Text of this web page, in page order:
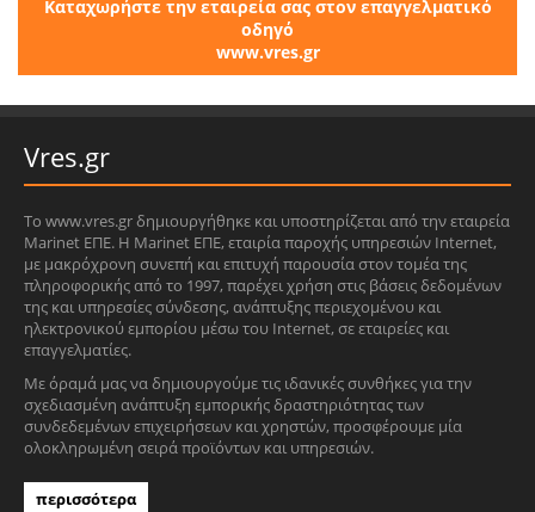
Καταχωρήστε την εταιρεία σας στον επαγγελματικό
οδηγό
www.vres.gr
Vres.gr
Το www.vres.gr δημιουργήθηκε και υποστηρίζεται από την εταιρεία
Marinet ΕΠΕ. Η Marinet ΕΠΕ, εταιρία παροχής υπηρεσιών Internet,
με μακρόχρονη συνεπή και επιτυχή παρουσία στον τομέα της
πληροφορικής από το 1997, παρέχει χρήση στις βάσεις δεδομένων
της και υπηρεσίες σύνδεσης, ανάπτυξης περιεχομένου και
ηλεκτρονικού εμπορίου μέσω του Internet, σε εταιρείες και
επαγγελματίες.
Με όραμά μας να δημιουργούμε τις ιδανικές συνθήκες για την
σχεδιασμένη ανάπτυξη εμπορικής δραστηριότητας των
συνδεδεμένων επιχειρήσεων και χρηστών, προσφέρουμε μία
ολοκληρωμένη σειρά προϊόντων και υπηρεσιών.
περισσότερα